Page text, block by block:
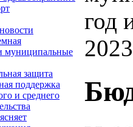
муниципальные
защита
поддержка
и среднего
год